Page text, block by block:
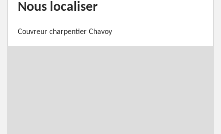
Nous localiser
Couvreur charpentier Chavoy